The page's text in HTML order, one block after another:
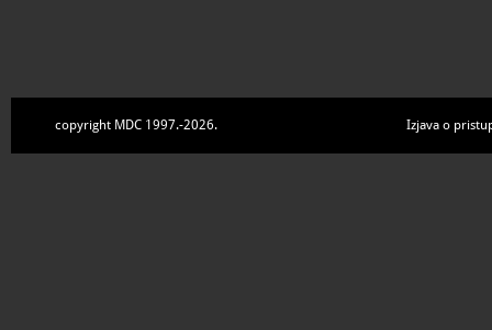
copyright MDC 1997.-2026. Izjava o